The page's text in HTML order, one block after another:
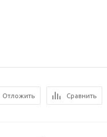
Отложить Сравнить